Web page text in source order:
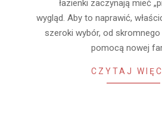
łazienki zaczynają mieć
wygląd. Aby to naprawić,
szeroki wybór, od
pomocą nowej
CZYTAJ